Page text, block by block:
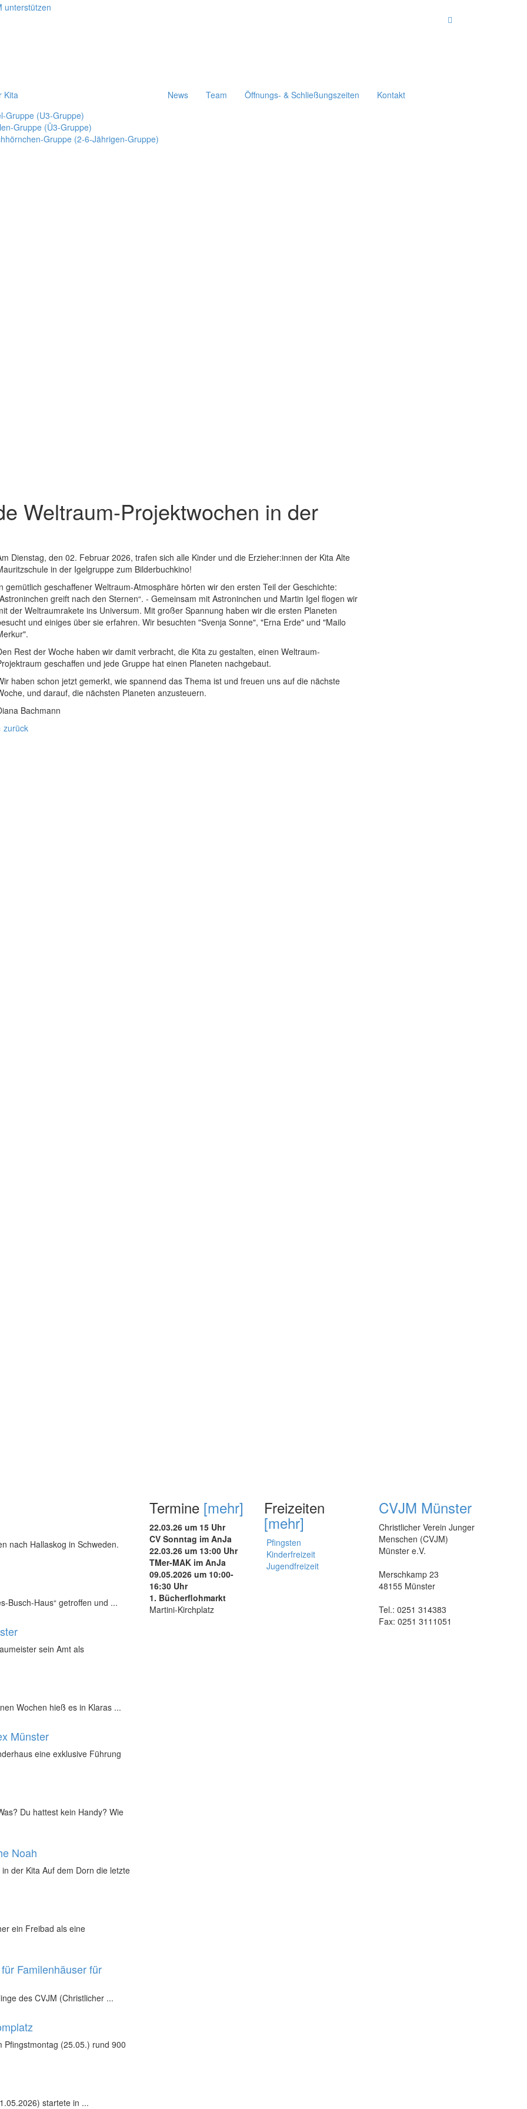
Kita
Gruppe (U3-Gruppe)
Gruppe (Ü3-Gruppe)
Gruppe (2-6-Jährigen-Gruppe)
News Team Öffnungs- & Schließungszeiten Kontakt
Weltraum-Projektwochen in der
Dienstag, den 02. Februar 2026, trafen sich alle Kinder und die Erzieher:innen der Kita Alte
in der Igelgruppe zum Bilderbuchkino!
gemütlich geschaffener Weltraum-Atmosphäre hörten wir den ersten Teil der Geschichte:
greift nach den Sternen“. - Gemeinsam mit Astroninchen und Martin Igel flogen wir
der Weltraumrakete ins Universum. Mit großer Spannung haben wir die ersten Planeten
und einiges über sie erfahren. Wir besuchten "Svenja Sonne", "Erna Erde" und "Mailo
Rest der Woche haben wir damit verbracht, die Kita zu gestalten, einen Weltraum-
geschaffen und jede Gruppe hat einen Planeten nachgebaut.
haben schon jetzt gemerkt, wie spannend das Thema ist und freuen uns auf die nächste
und darauf, die nächsten Planeten anzusteuern.
Bachmann
zurück
nach Hallaskog in Schweden.
Busch-Haus“ getroffen und ...
sein Amt als
Wochen hieß es in Klaras ...
Münster
eine exklusive Führung
Du hattest kein Handy? Wie
Noah
der Kita Auf dem Dorn die letzte
ein Freibad als eine
Familenhäuser für
des CVJM (Christlicher ...
(25.05.) rund 900
startete in ...
Termine [mehr]
22.03.26 um 15 Uhr
CV Sonntag im AnJa
22.03.26 um 13:00 Uhr
TMer-MAK im AnJa
09.05.2026 um 10:00-
16:30 Uhr
1. Bücherflohmarkt
Martini-Kirchplatz
Freizeiten
[mehr]
Pfingsten
Kinderfreizeit
Jugendfreizeit
CVJM Münster
Christlicher Verein Junger
Menschen (CVJM)
Münster e.V.
Merschkamp 23
48155 Münster
Tel.: 0251 314383
Fax: 0251 3111051